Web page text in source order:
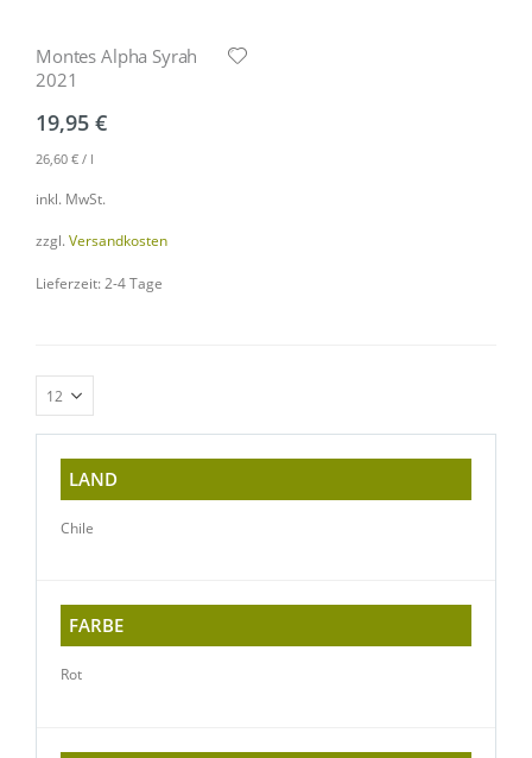
Montes Alpha Syrah
2021
19,95 €
26,60 € / l
inkl. MwSt.
zzgl. Versandkosten
Lieferzeit: 2-4 Tage
LAND
Chile
FARBE
Rot